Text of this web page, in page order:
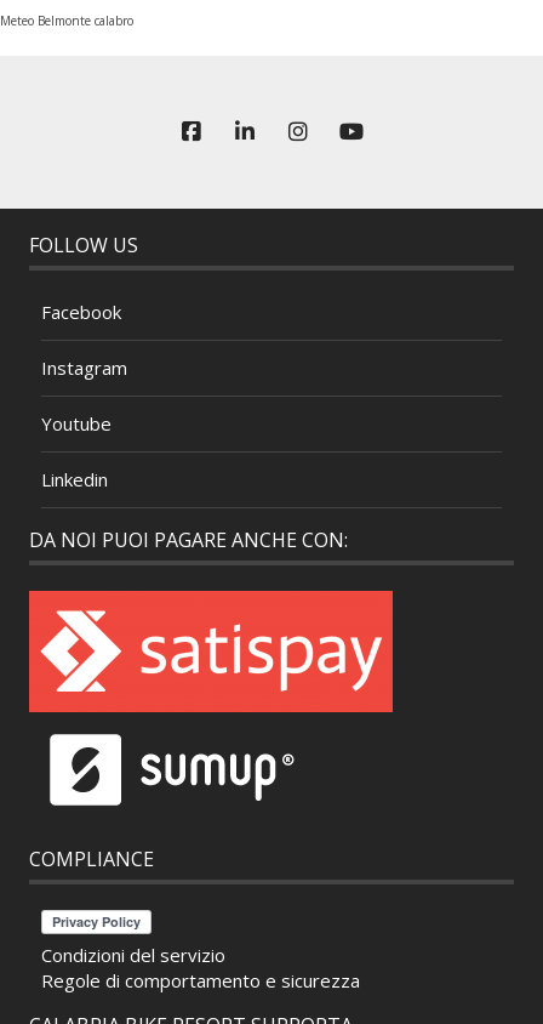
Meteo Belmonte calabro
FOLLOW US
Facebook
Instagram
Youtube
Linkedin
DA NOI PUOI PAGARE ANCHE CON:
COMPLIANCE
Condizioni del servizio
Regole di comportamento e sicurezza